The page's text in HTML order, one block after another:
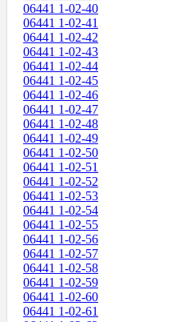
06441 1-02-40
06441 1-02-41
06441 1-02-42
06441 1-02-43
06441 1-02-44
06441 1-02-45
06441 1-02-46
06441 1-02-47
06441 1-02-48
06441 1-02-49
06441 1-02-50
06441 1-02-51
06441 1-02-52
06441 1-02-53
06441 1-02-54
06441 1-02-55
06441 1-02-56
06441 1-02-57
06441 1-02-58
06441 1-02-59
06441 1-02-60
06441 1-02-61